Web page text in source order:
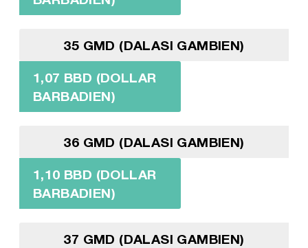
35 GMD (DALASI GAMBIEN)
1,07 BBD (DOLLAR
BARBADIEN)
36 GMD (DALASI GAMBIEN)
1,10 BBD (DOLLAR
BARBADIEN)
37 GMD (DALASI GAMBIEN)